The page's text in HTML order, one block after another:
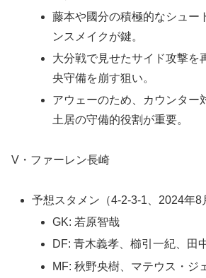
藤本や國分の積極的なシュー
ンスメイクが鍵。
大分戦で見せたサイド攻撃を
央守備を崩す狙い。
アウェーのため、カウンター
土居の守備的役割が重要。
V・ファーレン長崎
予想スタメン（4-2-3-1、2024年8
GK: 若原智哉
DF: 青木義孝、櫛引一紀、田
MF: 秋野央樹、マテウス・ジ